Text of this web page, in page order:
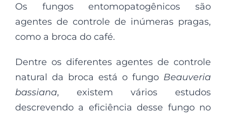
Os fungos entomopatogênicos são
agentes de controle de inúmeras pragas,
como a broca do café.
Dentre os diferentes agentes de controle
natural da broca está o fungo Beauveria
bassiana, existem vários estudos
descrevendo a eficiência desse fungo no